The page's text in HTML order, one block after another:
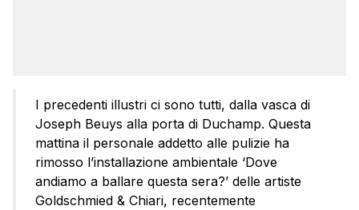
I precedenti illustri ci sono tutti, dalla vasca di
Joseph Beuys alla porta di Duchamp. Questa
mattina il personale addetto alle pulizie ha
rimosso l’installazione ambientale ‘Dove
andiamo a ballare questa sera?’ delle artiste
Goldschmied & Chiari, recentemente